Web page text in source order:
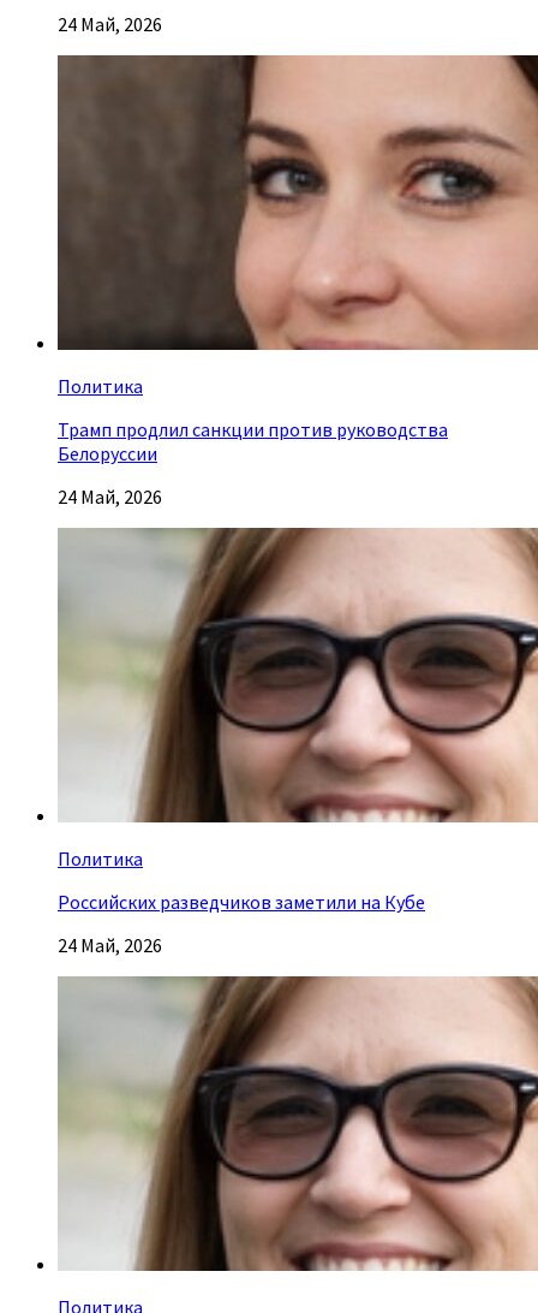
24 Май, 2026
Политика
Трамп продлил санкции против руководства
Белоруссии
24 Май, 2026
Политика
Российских разведчиков заметили на Кубе
24 Май, 2026
Политика